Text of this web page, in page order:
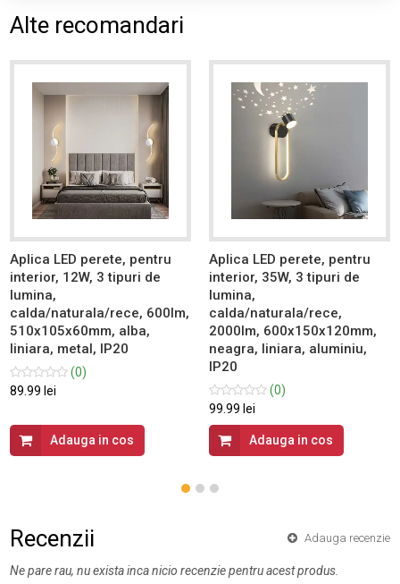
Alte recomandari
Aplica LED perete, pentru
interior, 12W, 3 tipuri de
lumina,
calda/naturala/rece, 600lm,
510x105x60mm, alba,
liniara, metal, IP20
(0)
89.99 lei
Adauga in cos
Aplica LED perete, pentru
interior, 35W, 3 tipuri de
lumina,
calda/naturala/rece,
2000lm, 600x150x120mm,
neagra, liniara, aluminiu,
IP20
(0)
99.99 lei
Adauga in cos
Recenzii Adauga recenzie
Ne pare rau, nu exista inca nicio recenzie pentru acest produs.